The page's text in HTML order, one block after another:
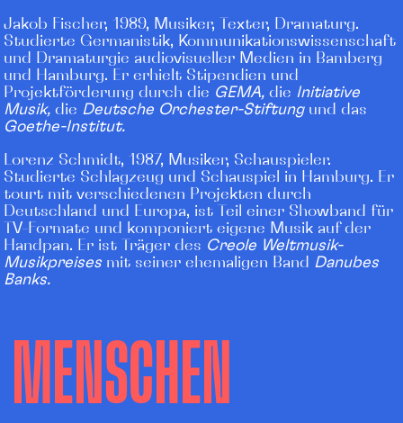
Jakob Fischer, 1989, Musiker, Texter, Dramaturg.
StudierteGermanistik, Kommunikationswissenschaft
und Dramaturgie audiovisueller Medien in Bamberg
und Hamburg. Er erhielt Stipendien und
Projektförderung durch die GEMA, die Initiative
Musik, die Deutsche Orchester-Stiftungund das
Goethe-Institut.
Lorenz Schmidt, 1987, Musiker, Schauspieler.
Studierte Schlagzeug und Schauspiel in Hamburg. Er
tourt mit verschiedenen Projekten durch
Deutschland und Europa, ist Teil einer Showband für
TV-Formate und komponiert eigene Musik auf der
Handpan. Er ist Träger des Creole Weltmusik-
Musikpreisesmit seiner ehemaligen Band Danubes
Banks.
MENSCHEN